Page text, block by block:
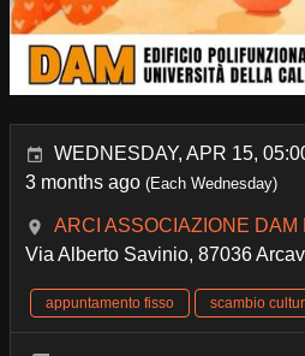
WEDNESDAY, APR 15,
3 months ago (Each Wednesday)
ARCI ASSOCIAZIONE DAM
Via Alberto Savinio, 87036
appuntamento fisso scambio